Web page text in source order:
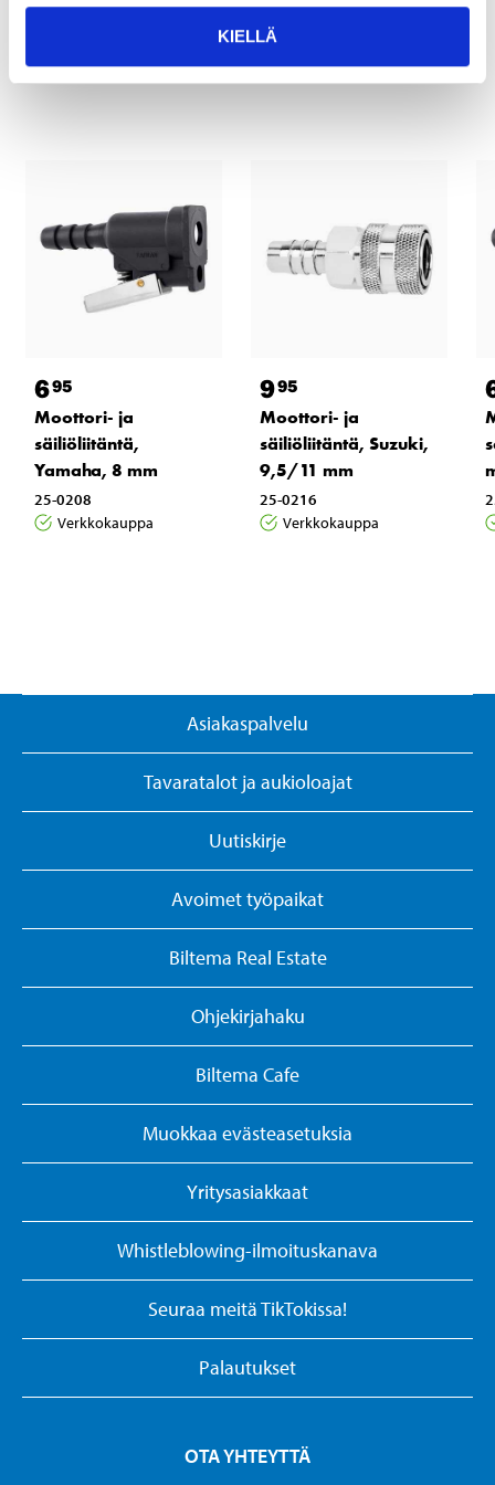
KIELLÄ
Tähän tuotteeseen liittyvät
tuotteet
695
Moottori- ja
säiliöliitäntä,
Yamaha, 8 mm
25-0208
Verkkokauppa
995
Moottori- ja
säiliöliitäntä, Suzuki,
9,5/11 mm
25-0216
Verkkokauppa
Asiakaspalvelu
Tavaratalot ja aukioloajat
Uutiskirje
Avoimet työpaikat
Biltema Real Estate
Ohjekirjahaku
Biltema Cafe
Muokkaa evästeasetuksia
Yritysasiakkaat
Whistleblowing-ilmoituskanava
Seuraa meitä TikTokissa!
Palautukset
OTA YHTEYTTÄ